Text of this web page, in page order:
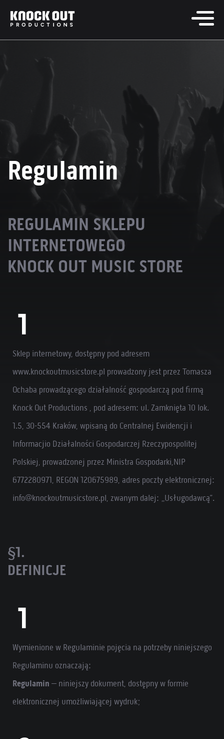
Regulamin
REGULAMIN SKLEPU
INTERNETOWEGO
KNOCK OUT MUSIC STORE
Sklep internetowy, dostępny pod adresem
www.knockoutmusicstore.pl prowadzony jest przez Tomasza
Ochaba prowadzącego działalność gospodarczą pod firmą
Knock Out Productions , pod adresem: ul. Zamknięta 10 lok.
1.5, 30-554 Kraków, wpisaną do Centralnej Ewidencji i
Informacjio Działalności Gospodarczej Rzeczypospolitej
Polskiej, prowadzonej przez Ministra Gospodarki,NIP
6772280971, REGON 120675989, adres poczty elektronicznej:
info@knockoutmusicstore.pl, zwanym dalej: „Usługodawcą”.
§1.
DEFINICJE
Wymienione w Regulaminie pojęcia na potrzeby niniejszego
Regulaminu oznaczają:
Regulamin – niniejszy dokument, dostępny w formie
elektronicznej umożliwiającej wydruk;